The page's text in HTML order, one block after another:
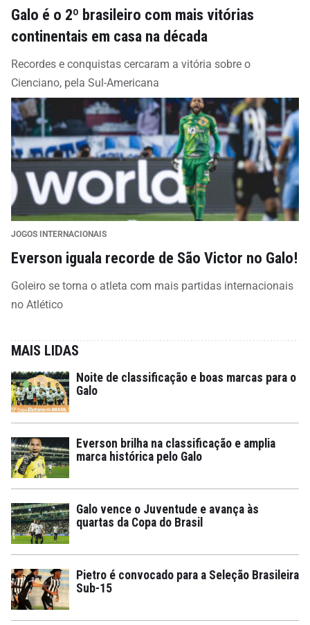
Galo é o 2º brasileiro com mais vitórias
continentais em casa na década
Recordes e conquistas cercaram a vitória sobre o
Cienciano, pela Sul-Americana
JOGOS INTERNACIONAIS
Everson iguala recorde de São Victor no Galo!
Goleiro se torna o atleta com mais partidas internacionais
no Atlético
MAIS LIDAS
Noite de classificação e boas marcas para o
Galo
Everson brilha na classificação e amplia
marca histórica pelo Galo
Galo vence o Juventude e avança às
quartas da Copa do Brasil
Pietro é convocado para a Seleção Brasileira
Sub-15